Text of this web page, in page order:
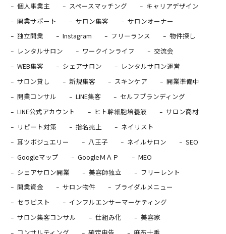
個人事業主
スペースマッチング
キャリアデザイン
開業サポート
サロン集客
サロンオーナー
独立開業
Instagram フリーランス
物件探し
レンタルサロン
ワークインライフ
交流会
WEB集客
シェアサロン
レンタルサロン運営
サロン貸し
新規集客 スキンケア
開業準備中
開業コンサル
LINE集客
セルフブランディング
LINE公式アカウント
ヒト幹細胞培養液
サロン商材
リピート対策
指名売上
ネイリスト
耳ツボジュエリー
八王子 ネイルサロン
SEO
Googleマップ
GoogleＭＡＰ
MEO
シェアサロン開業
美容師独立
フリーレント
開業資金
サロン物件
ブライダルメニュー
セラピスト
インフルエンサーマーケティング
サロン集客コンサル
仕組み化
美容家